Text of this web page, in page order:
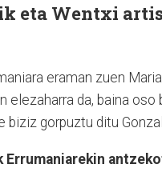
eta Wentxi
eraman zuen
elezaharra da, baina
biziz gorpuztu ditu
Errumaniarekin